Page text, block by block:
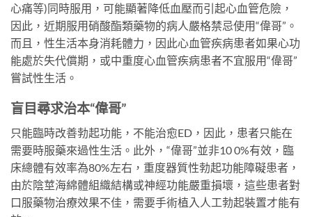
心痛等)同時服用，可能顯著降低血壓而引起心血管危險，
因此，近期服用硝酸酯類藥物的病人嚴格禁忌使用“偉哥”。
而且，性生活本身消耗體力，因此心血管疾病患者如果心功
能處於失代償期，或中重度心血管疾病患者不宜服用“偉哥”
嘗試性生活。
盲目尋求治本“偉哥”
只能臨時改善勃起功能，不能治愈ED，因此，患者只能在
需要時服藥來過性生活。此外，“偉哥”並非10 0%有效，臨
床總體有效率為80%左右，重度器質性勃起功能障礙患者，
由於陰莖海綿體組織結構或神經功能嚴重損壞，這些患者對
口服藥物治療效果不佳，需要手術植入人工勃起裝置才能有